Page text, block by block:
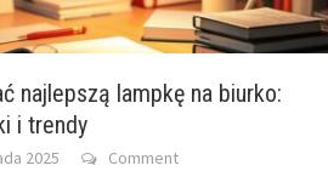
najlepszą lampkę na biurko:
i trendy
2025 Comment